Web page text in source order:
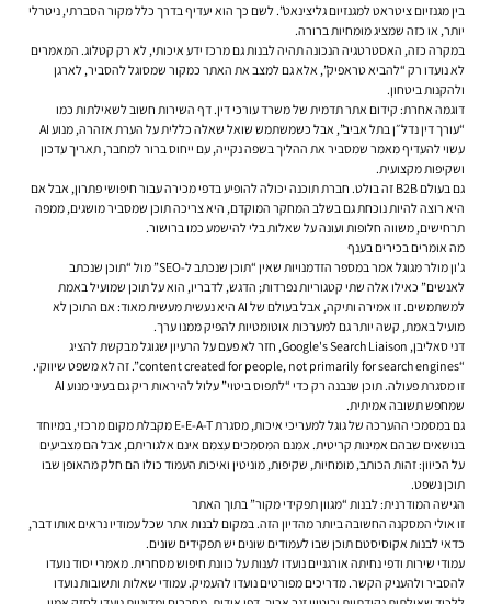
בין מגנזיום ציטראט למגנזיום גליצינאט”. לשם כך הוא יעדיף בדרך כלל מקור הסברתי, ניטרלי
יותר, או כזה שמציג מומחיות ברורה.
במקרה כזה, האסטרטגיה הנכונה תהיה לבנות גם מרכז ידע איכותי, לא רק קטלוג. המאמרים
לא נועדו רק “להביא טראפיק”, אלא גם למצב את האתר כמקור שמסוגל להסביר, לארגן
ולהקנות ביטחון.
דוגמה אחרת: קידום אתר תדמית של משרד עורכי דין. דף השירות חשוב לשאילתות כמו
“עורך דין נדל״ן בתל אביב”, אבל כשמשתמש שואל שאלה כללית על הערת אזהרה, מנוע AI
עשוי להעדיף מאמר שמסביר את ההליך בשפה נקייה, עם ייחוס ברור למחבר, תאריך עדכון
ושקיפות מקצועית.
גם בעולם B2B זה בולט. חברת תוכנה יכולה להופיע בדפי מכירה עבור חיפושי פתרון, אבל אם
היא רוצה להיות נוכחת גם בשלב המחקר המוקדם, היא צריכה תוכן שמסביר מושגים, ממפה
תרחישים, משווה חלופות ועונה על שאלות בלי להישמע כמו ברושור.
מה אומרים בכירים בענף
ג'ון מולר מגוגל אמר במספר הזדמנויות שאין “תוכן שנכתב ל-SEO” מול “תוכן שנכתב
לאנשים” כאילו אלה שתי קטגוריות נפרדות; הדגש, לדבריו, הוא על תוכן שמועיל באמת
למשתמשים. זו אמירה ותיקה, אבל בעולם של AI היא נעשית מעשית מאוד: אם התוכן לא
מועיל באמת, קשה יותר גם למערכות אוטומטיות להפיק ממנו ערך.
דני סאליבן, Google's Search Liaison, חזר לא פעם על הרעיון שגוגל מבקשת להציג
“content created for people, not primarily for search engines”. זה לא משפט שיווקי.
זו מסגרת פעולה. תוכן שנבנה רק כדי “לתפוס ביטוי” עלול להיראות ריק גם בעיני מנוע AI
שמחפש תשובה אמיתית.
גם במסמכי ההערכה של גוגל למעריכי איכות, מסגרת E-E-A-T מקבלת מקום מרכזי, במיוחד
בנושאים שבהם אמינות קריטית. אמנם המסמכים עצמם אינם אלגוריתם, אבל הם מצביעים
על הכיוון: זהות הכותב, מומחיות, שקיפות, מוניטין ואיכות העמוד כולו הם חלק מהאופן שבו
תוכן נשפט.
הגישה המודרנית: לבנות “מגוון תפקידי מקור” בתוך האתר
זו אולי המסקנה החשובה ביותר מהדיון הזה. במקום לבנות אתר שכל עמודיו נראים אותו דבר,
כדאי לבנות אקוסיסטם תוכן שבו לעמודים שונים יש תפקידים שונים.
עמודי שירות ודפי נחיתה אורגניים נועדו לענות על כוונת חיפוש מסחרית. מאמרי יסוד נועדו
להסביר ולהעניק הקשר. מדריכים מפורטים נועדו להעמיק. עמודי שאלות ותשובות נועדו